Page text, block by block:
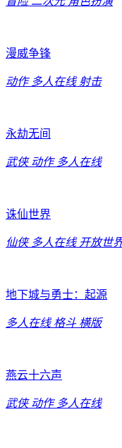
漫威争锋
动作 多人在线 射击
永劫无间
武侠 动作 多人在线
诛仙世界
仙侠 多人在线 开放世
地下城与勇士：起源
多人在线 格斗 横版
燕云十六声
武侠 动作 多人在线